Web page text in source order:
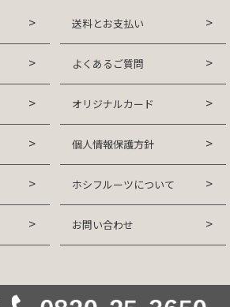
送料とお支払い
よくあるご質問
オリジナルカード
個人情報保護方針
ホシフルーツについて
お問い合わせ